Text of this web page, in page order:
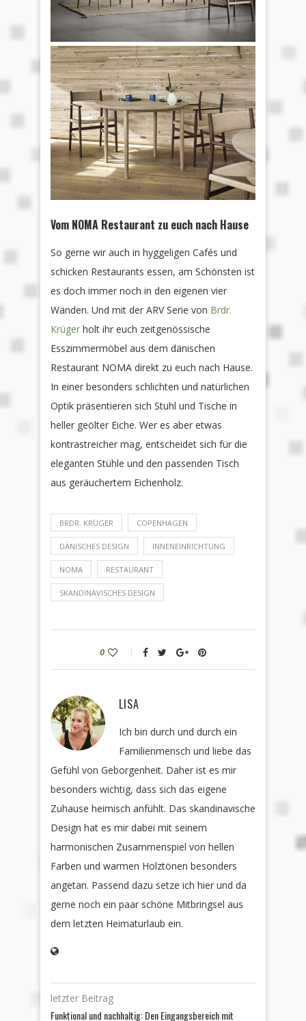
Vom NOMA Restaurant zu euch nach Hause
So gerne wir auch in hyggeligen Cafés und
schicken Restaurants essen, am Schönsten ist
es doch immer noch in den eigenen vier
Wänden. Und mit der ARV Serie von Brdr.
Krüger holt ihr euch zeitgenössische
Esszimmermöbel aus dem dänischen
Restaurant NOMA direkt zu euch nach Hause.
In einer besonders schlichten und natürlichen
Optik präsentieren sich Stuhl und Tische in
heller geölter Eiche. Wer es aber etwas
kontrastreicher mag, entscheidet sich für die
eleganten Stühle und den passenden Tisch
aus geräuchertem Eichenholz.
BRDR. KRÜGER COPENHAGEN
DÄNISCHES DESIGN INNENEINRICHTUNG
NOMA RESTAURANT
SKANDINAVISCHES DESIGN
0
LISA
Ich bin durch und durch ein
Familienmensch und liebe das
Gefühl von Geborgenheit. Daher ist es mir
besonders wichtig, dass sich das eigene
Zuhause heimisch anfühlt. Das skandinavische
Design hat es mir dabei mit seinem
harmonischen Zusammenspiel von hellen
Farben und warmen Holztönen besonders
angetan. Passend dazu setze ich hier und da
gerne noch ein paar schöne Mitbringsel aus
dem letzten Heimaturlaub ein.
letzter Beitrag
Funktional und nachhaltig: Den Eingangsbereich mit